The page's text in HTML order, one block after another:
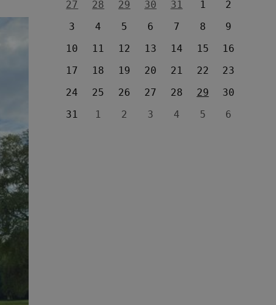
27
28 29 30 31 1
2
3
4 5 6 7 8
9
10
11 12 13 14 15
16
17
18 19 20 21 22
23
24
25 26 27 28 29
30
31
1 2 3 4 5 6